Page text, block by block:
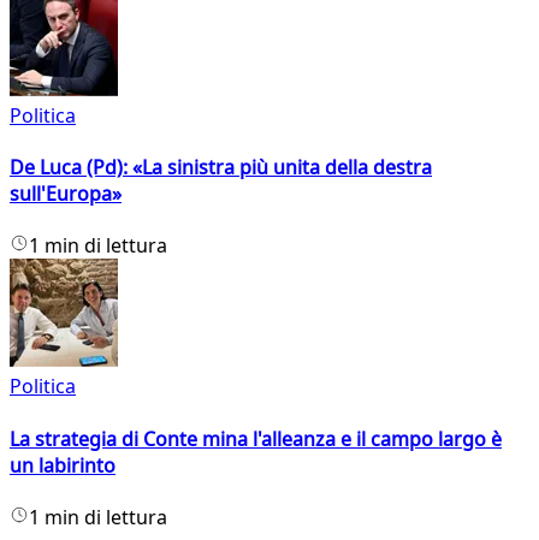
Politica
De Luca (Pd): «La sinistra più unita della destra
sull'Europa»
1 min di lettura
Politica
La strategia di Conte mina l'alleanza e il campo largo è
un labirinto
1 min di lettura